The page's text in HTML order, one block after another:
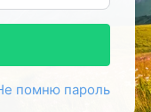
помню пароль